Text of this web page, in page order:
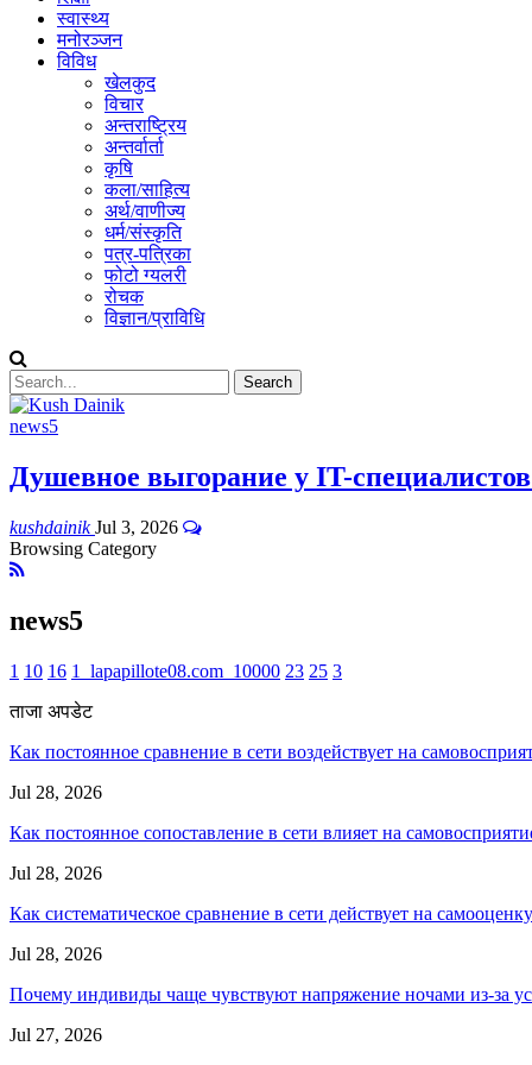
स्वास्थ्य
मनोरञ्जन
विविध
खेलकुद
विचार
अन्तराष्ट्रिय
अन्तर्वार्ता
कृषि
कला/साहित्य
अर्थ/वाणीज्य
धर्म/संस्कृति
पत्र-पत्रिका
फोटो ग्यलरी
रोचक
विज्ञान/प्राविधि
news5
Душевное выгорание у IT-
kushdainikJul 3, 2026
Browsing Category
news5
1 10 16 1_lapapillote08.com_10000 23 25 3
ताजा अपडेट
Как постоянное сравнение в сети воздействует на
Jul 28, 2026
Как постоянное сопоставление в сети влияет на
Jul 28, 2026
Как систематическое сравнение в сети действует на самооценку
Jul 28, 2026
Почему индивиды чаще чувствуют напряжение ночами из-за
Jul 27, 2026